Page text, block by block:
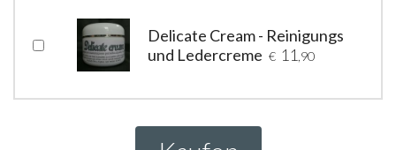
Delicate Cream - Reinigungs
und Ledercreme € 11 ,90